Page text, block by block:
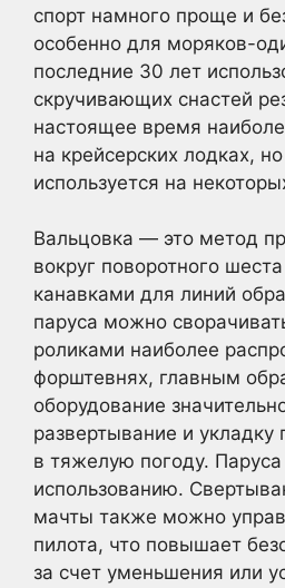
спорт намного проще и
особенно для моряков-
последние 30 лет
скручивающих снастей
настоящее время
на крейсерских лодках,
используется на
Вальцовка — это метод
вокруг поворотного
канавками для линий
паруса можно
роликами наиболее
форштевнях, главным
оборудование
развертывание и укладку
в тяжелую погоду. Паруса
использованию.
мачты также можно
пилота, что повышает
за счет уменьшения или